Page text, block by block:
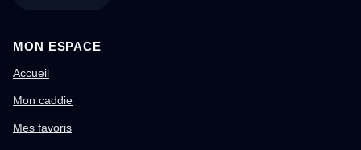
MON ESPACE
Accueil
Mon caddie
Mes favoris